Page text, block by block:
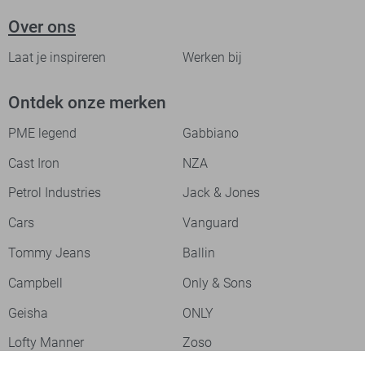
Over ons
Laat je inspireren Werken bij
Ontdek onze merken
PME legend
Gabbiano
Cast Iron
NZA
Petrol Industries
Jack & Jones
Cars
Vanguard
Tommy Jeans
Ballin
Campbell
Only & Sons
Geisha
ONLY
Lofty Manner
Zoso